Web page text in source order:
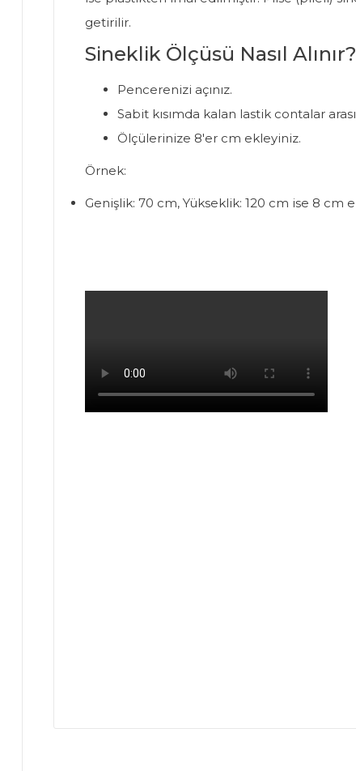
getirilir.
Sineklik Ölçüsü Nasıl Alınır?
Pencerenizi açınız.
Sabit kısımda kalan lastik contalar
Ölçülerinize 8'er cm ekleyiniz.
Örnek:
Genişlik: 70 cm, Yükseklik: 120 cm ise 8 cm